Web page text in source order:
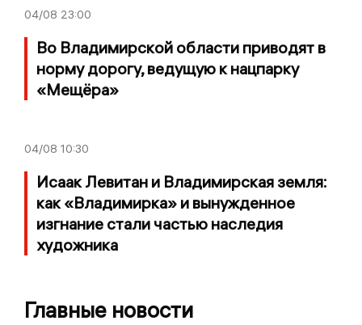
04/08 23:00
Во Владимирской области приводят в
норму дорогу, ведущую к нацпарку
«Мещёра»
04/08 10:30
Исаак Левитан и Владимирская земля:
как «Владимирка» и вынужденное
изгнание стали частью наследия
художника
Главные новости